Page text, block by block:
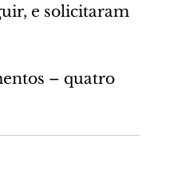
e solicitaram
– quatro